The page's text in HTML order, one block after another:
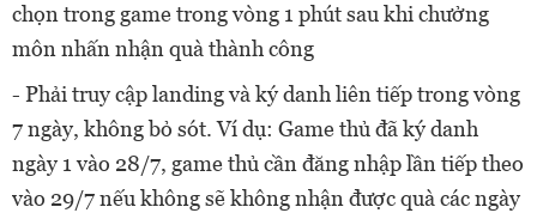
chọn trong game trong vòng 1 phút sau khi chưởng
môn nhấn nhận quà thành công
- Phải truy cập landing và ký danh liên tiếp trong vòng
7 ngày, không bỏ sót. Ví dụ: Game thủ đã ký danh
ngày 1 vào 28/7, game thủ cần đăng nhập lần tiếp theo
vào 29/7 nếu không sẽ không nhận được quà các ngày